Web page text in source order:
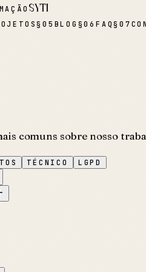
SYTI
§05 BLOG §06 FAQ§07
comuns sobre nosso
TÉCNICO LGPD